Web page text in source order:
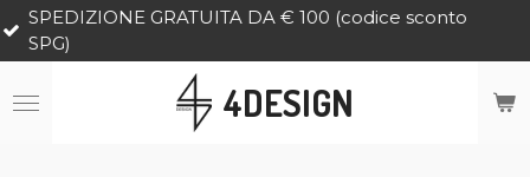
Vai
principale
4DESIGN
GRATUITA DA € 100 (codice sconto